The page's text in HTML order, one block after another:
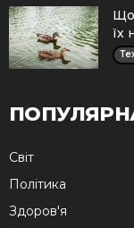
Що
їх
Cвіт
Політика
Здоров'я